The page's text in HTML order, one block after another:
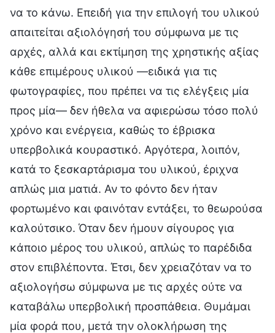
να το κάνω. Επειδή για την επιλογή του υλικού
απαιτείται αξιολόγησή του σύμφωνα με τις
αρχές, αλλά και εκτίμηση της χρηστικής αξίας
κάθε επιμέρους υλικού —ειδικά για τις
φωτογραφίες, που πρέπει να τις ελέγξεις μία
προς μία— δεν ήθελα να αφιερώσω τόσο πολύ
χρόνο και ενέργεια, καθώς το έβρισκα
υπερβολικά κουραστικό. Αργότερα, λοιπόν,
κατά το ξεσκαρτάρισμα του υλικού, έριχνα
απλώς μια ματιά. Αν το φόντο δεν ήταν
φορτωμένο και φαινόταν εντάξει, το θεωρούσα
καλούτσικο. Όταν δεν ήμουν σίγουρος για
κάποιο μέρος του υλικού, απλώς το παρέδιδα
στον επιβλέποντα. Έτσι, δεν χρειαζόταν να το
αξιολογήσω σύμφωνα με τις αρχές ούτε να
καταβάλω υπερβολική προσπάθεια. Θυμάμαι
μία φορά που, μετά την ολοκλήρωση της